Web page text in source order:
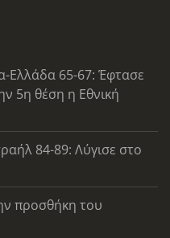
Ελλάδα 65-67: Έφτασε
5η θέση η Εθνική
84-89: Λύγισε στο
προσθήκη του